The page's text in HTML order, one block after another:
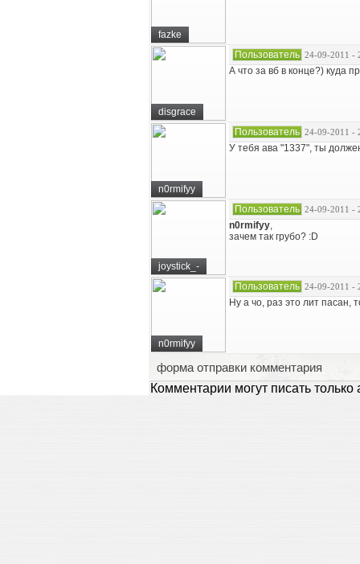
fazke
disgrace
Пользователь 24-09-2011 -
А что за вб в конце?) куда
n0rmifyy
Пользователь 24-09-2011 -
У тебя ава "1337", ты
joystick_-
Пользователь 24-09-2011 -
n0rmifyy,
зачем так грубо? :D
n0rmifyy
Пользователь 24-09-2011 -
Ну а чо, раз это лит пасан,
форма отправки комментария
Комментарии могут писать